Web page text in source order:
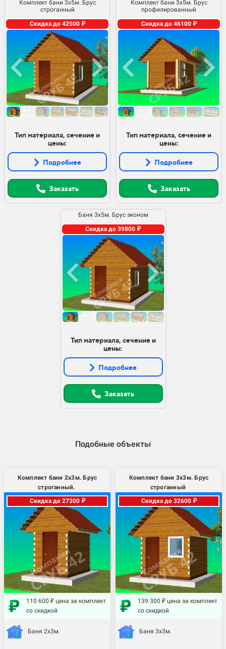
Комплект бани 3х5м. Брус
строганный
Скидка до 42500 ₽
Тип материала, сечение и
цены:
Подробнее
Заказать
Комплект бани 3х5м. Брус
профилированный
Скидка до 46100 ₽
Тип материала, сечение и
цены:
Подробнее
Заказать
Баня 3х5м. Брус эконом
Скидка до 39800 ₽
Тип материала, сечение и
цены:
Подробнее
Заказать
Подобные объекты
Комплект бани 2х3м. Брус
строганный.
Скидка до 27300 ₽
110 600 ₽ цена за комплект
со скидкой
Баня 2х3м.
Комплект бани 3х3м. Брус
строганный
Скидка до 32600 ₽
139 300 ₽ цена за комплект
со скидкой
Баня 3х3м.